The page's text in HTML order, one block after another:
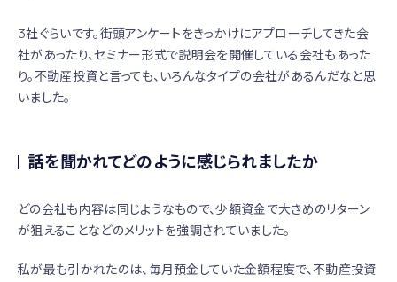
3社ぐらいです。街頭アンケートをきっかけにアプローチしてきた会
社があったり、セミナー形式で説明会を開催している会社もあった
り。不動産投資と言っても、いろんなタイプの会社があるんだなと思
いました。
話を聞かれてどのように感じられましたか
どの会社も内容は同じようなもので、少額資金で大きめのリターン
が狙えることなどのメリットを強調されていました。
私が最も引かれたのは、毎月預金していた金額程度で、不動産投資